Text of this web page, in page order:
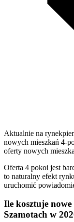
Aktualnie na
nowych mieszkań 4-
oferty nowych
Oferta 4 pokoi jest
to naturalny efekt
uruchomić
Ile kosztuje
Szamotach w